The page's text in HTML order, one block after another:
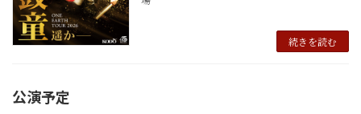
続きを読む
公演予定